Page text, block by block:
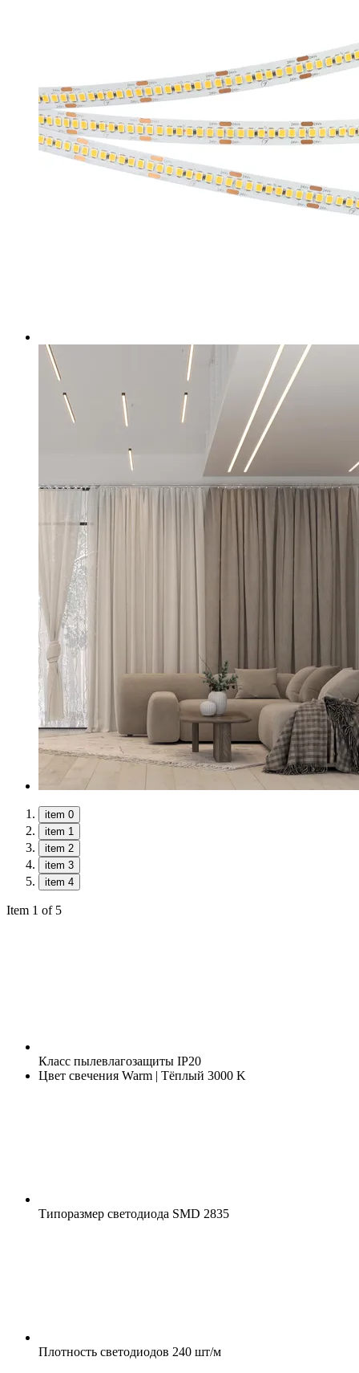
item 0
item 1
item 2
item 3
item 4
Item 1 of 5
Класс пылевлагозащиты IP20
Цвет свечения Warm | Тёплый 3000 K
Типоразмер светодиода SMD 2835
Плотность светодиодов 240 шт/м